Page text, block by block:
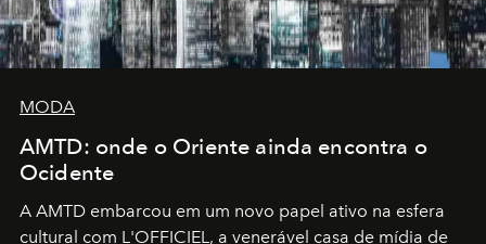
MODA
AMTD: onde o Oriente ainda encontra o
Ocidente
A AMTD embarcou em um novo papel ativo na esfera
cultural com L'OFFICIEL, a venerável casa de mídia de